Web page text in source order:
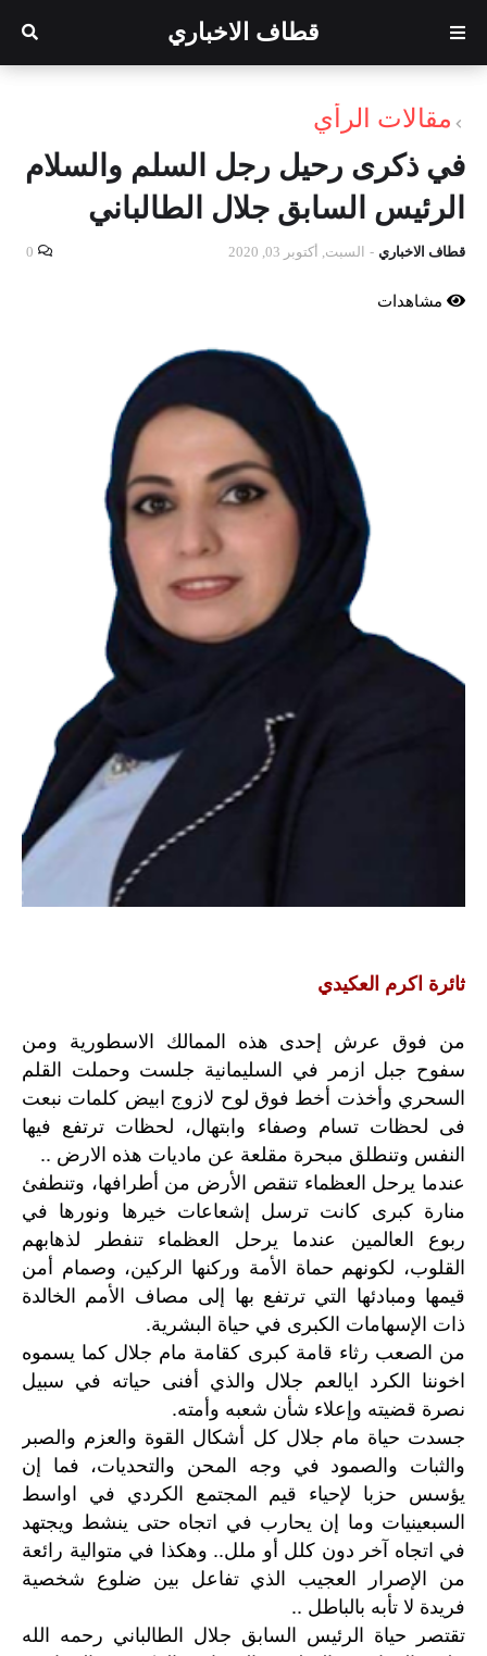
قطاف الاخباري
مقالات الرأي
في ذكرى رحيل رجل السلم والسلام
الرئيس السابق جلال الطالباني
قطاف الاخباري - السبت, أكتوبر 03, 2020 0
مشاهدات
ثائرة اكرم العكيدي
من فوق عرش إحدى هذه الممالك الاسطورية ومن
سفوح جبل ازمر في السليمانية جلست وحملت القلم
السحري وأخذت أخط فوق لوح لازوج ابيض كلمات نبعت
فى لحظات تسام وصفاء وابتهال، لحظات ترتفع فيها
النفس وتنطلق مبحرة مقلعة عن ماديات هذه الارض ..
عندما يرحل العظماء تنقص الأرض من أطرافها، وتنطفئ
منارة كبرى كانت ترسل إشعاعات خيرها ونورها في
ربوع العالمين عندما يرحل العظماء تنفطر لذهابهم
القلوب، لكونهم حماة الأمة وركنها الركين، وصمام أمن
قيمها ومبادئها التي ترتفع بها إلى مصاف الأمم الخالدة
ذات الإسهامات الكبرى في حياة البشرية.
من الصعب رثاء قامة كبرى كقامة مام جلال كما يسموه
اخوننا الكرد ايالعم جلال والذي أفنى حياته في سبيل
نصرة قضيته وإعلاء شأن شعبه وأمته.
جسدت حياة مام جلال كل أشكال القوة والعزم والصبر
والثبات والصمود في وجه المحن والتحديات، فما إن
يؤسس حزبا لإحياء قيم المجتمع الكردي في اواسط
السبعينيات وما إن يحارب في اتجاه حتى ينشط ويجتهد
في اتجاه آخر دون كلل أو ملل.. وهكذا في متوالية رائعة
من الإصرار العجيب الذي تفاعل بين ضلوع شخصية
فريدة لا تأبه بالباطل ..
تقتصر حياة الرئيس السابق جلال الطالباني رحمه الله